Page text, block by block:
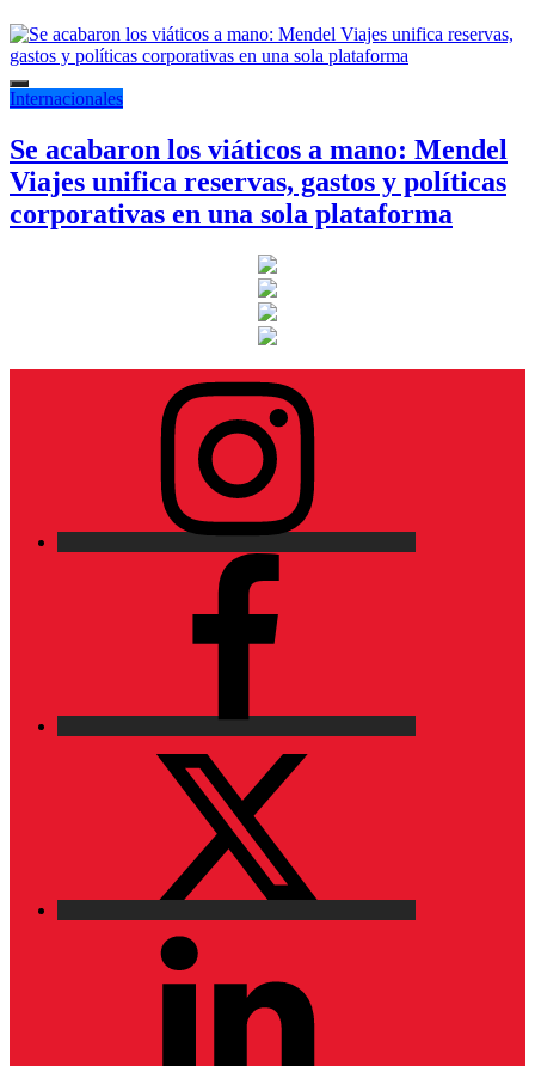
Internacionales
Se acabaron los viáticos a mano: Mendel
Viajes unifica reservas, gastos y políticas
corporativas en una sola plataforma